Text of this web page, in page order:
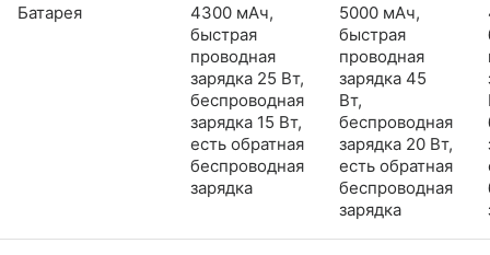
Батарея
4300 мАч,
быстрая
проводная
зарядка 25 Вт,
беспроводная
зарядка 15 Вт,
есть обратная
беспроводная
зарядка
5000 мАч,
быстрая
проводная
зарядка 45
Вт,
беспроводная
зарядка 20 Вт,
есть обратная
беспроводная
зарядка